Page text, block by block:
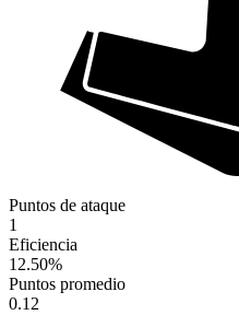
Puntos de ataque
1
Eficiencia
12.50%
Puntos promedio
0.12